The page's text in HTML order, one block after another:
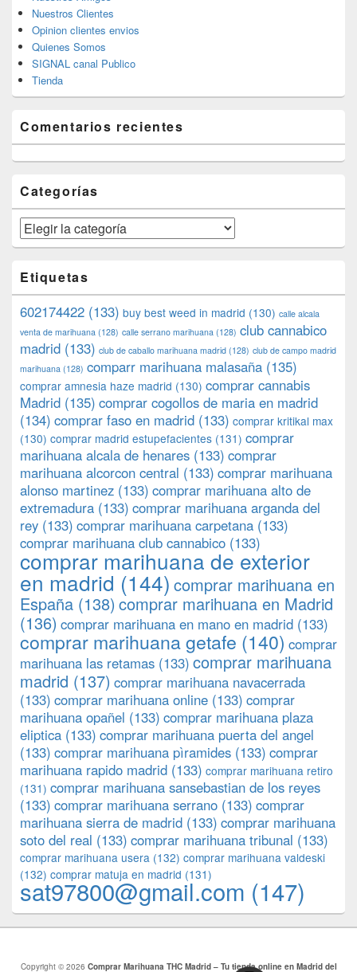
Nuestros Clientes
Opinion clientes envios
Quienes Somos
SIGNAL canal Publico
Tienda
Comentarios recientes
Categorías
Categorías
Etiquetas
602174422 (133) buy best weed in madrid (130) calle alcala
venta de marihuana (128) calle serrano marihuana (128) club cannabico
madrid (133) club de caballo marihuana madrid (128) club de campo madrid
marihuana (128) comparr marihuana malasaña (135)
comprar amnesia haze madrid (130) comprar cannabis
Madrid (135) comprar cogollos de maria en madrid
(134) comprar faso en madrid (133) comprar kritikal max
(130) comprar madrid estupefacientes (131) comprar
marihuana alcala de henares (133) comprar
marihuana alcorcon central (133) comprar marihuana
alonso martinez (133) comprar marihuana alto de
extremadura (133) comprar marihuana arganda del
rey (133) comprar marihuana carpetana (133)
comprar marihuana club cannabico (133)
comprar marihuana de exterior
en madrid (144) comprar marihuana en
España (138) comprar marihuana en Madrid
(136) comprar marihuana en mano en madrid (133)
comprar marihuana getafe (140) comprar
marihuana las retamas (133) comprar marihuana
madrid (137) comprar marihuana navacerrada
(133) comprar marihuana online (133) comprar
marihuana opañel (133) comprar marihuana plaza
eliptica (133) comprar marihuana puerta del angel
(133) comprar marihuana pìramides (133) comprar
marihuana rapido madrid (133) comprar marihuana retiro
(131) comprar marihuana sansebastian de los reyes
(133) comprar marihuana serrano (133) comprar
marihuana sierra de madrid (133) comprar marihuana
soto del real (133) comprar marihuana tribunal (133)
comprar marihuana usera (132) comprar marihuana valdeski
(132) comprar matuja en madrid (131)
sat97800@gmail.com (147)
Copyright © 2026 Comprar Marihuana THC Madrid – Tu tienda online en Madrid del